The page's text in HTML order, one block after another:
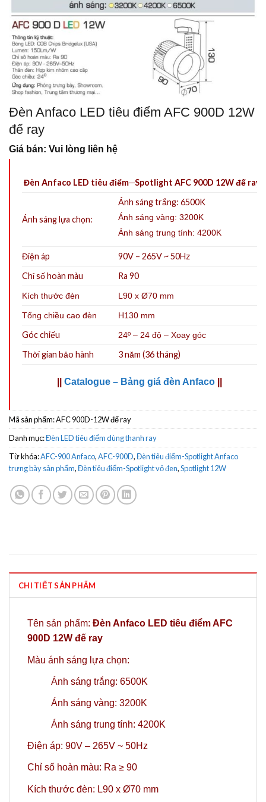
Đèn Anfaco LED tiêu điểm AFC 900D 12W
đế ray
Giá bán: Vui lòng liên hệ
Đèn Anfaco LED tiêu điểm─Spotlight AFC 900D 12W đế ray
Ánh sáng lựa chọn:
Ánh sáng trắng: 6500K
Ánh sáng vàng: 3200K
Ánh sáng trung tính: 4200K
Điện áp
90V – 265V ~ 50Hz
Chỉ số hoàn màu
Ra 90
Kích thước đèn L90 x Ø70 mm
Tổng chiều cao đèn H130 mm
Góc chiếu 24º – 24 độ – Xoay góc
Thời gian bảo hành 3 năm (36 tháng)
Catalogue – Bảng giá đèn Anfaco
Mã sản phẩm:AFC 900D-12W đế ray
Danh mục:Đèn LED tiêu điểm dùng thanh ray
Từ khóa:AFC-900 Anfaco,AFC-900D,Đèn tiêu điểm-Spotlight Anfaco
trưng bày sản phẩm,Đèn tiêu điểm-Spotlight vỏ đen,Spotlight 12W
CHI TIẾT SẢN PHẨM
Tên sản phẩm: Đèn Anfaco LED tiêu điểm AFC
900D 12W đế ray
Màu ánh sáng lựa chọn:
Ánh sáng trắng: 6500K
Ánh sáng vàng: 3200K
Ánh sáng trung tính: 4200K
Điện áp: 90V – 265V ~ 50Hz
Chỉ số hoàn màu: Ra ≥ 90
Kích thước đèn: L90 x Ø70 mm